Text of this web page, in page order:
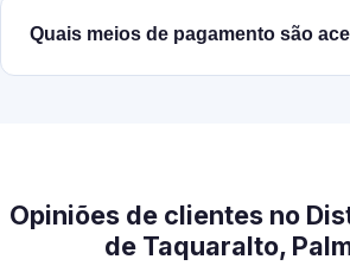
Quais meios de pagamento são
Opiniões de clientes no
de Taquaralto,